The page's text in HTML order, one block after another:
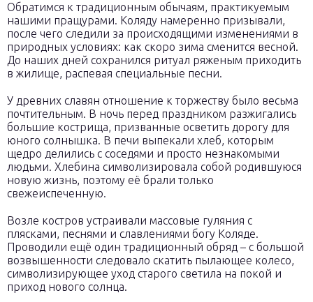
Обратимся к традиционным обычаям, практикуемым
нашими пращурами. Коляду намеренно призывали,
после чего следили за происходящими изменениями в
природных условиях: как скоро зима сменится весной.
До наших дней сохранился ритуал ряженым приходить
в жилище, распевая специальные песни.
У древних славян отношение к торжеству было весьма
почтительным. В ночь перед праздником разжигались
большие кострища, призванные осветить дорогу для
юного солнышка. В печи выпекали хлеб, которым
щедро делились с соседями и просто незнакомыми
людьми. Хлебина символизировала собой родившуюся
новую жизнь, поэтому её брали только
свежеиспеченную.
Возле костров устраивали массовые гуляния с
плясками, песнями и славлениями богу Коляде.
Проводили ещё один традиционный обряд – с большой
возвышенности следовало скатить пылающее колесо,
символизирующее уход старого светила на покой и
приход нового солнца.